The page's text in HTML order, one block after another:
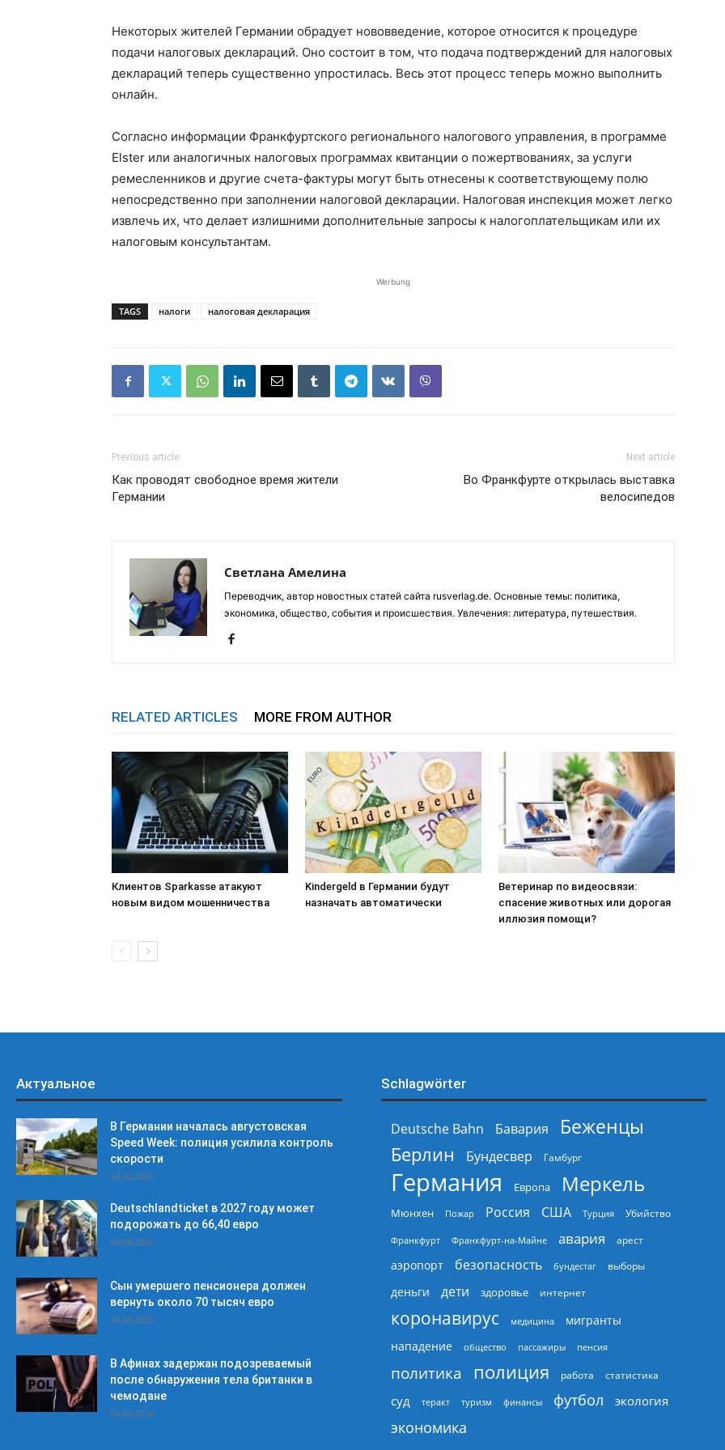
Некоторых жителей Германии обрадует нововведение, которое относится к процедуре
подачи налоговых деклараций. Оно состоит в том, что подача подтверждений для налоговых
деклараций теперь существенно упростилась. Весь этот процесс теперь можно выполнить
онлайн.
Согласно информации Франкфуртского регионального налогового управления, в программе
Elster или аналогичных налоговых программах квитанции о пожертвованиях, за услуги
ремесленников и другие счета-фактуры могут быть отнесены к соответствующему полю
непосредственно при заполнении налоговой декларации. Налоговая инспекция может легко
извлечь их, что делает излишними дополнительные запросы к налогоплательщикам или их
налоговым консультантам.
Werbung
TAGS налоги налоговая декларация
Previous article
Как проводят свободное время жители
Германии
Next article
Во Франкфурте открылась выставка
велосипедов
Светлана Амелина
Переводчик, автор новостных статей сайта rusverlag.de. Основные темы: политика,
экономика, общество, события и происшествия. Увлечения: литература, путешествия.
RELATED ARTICLES MORE FROM AUTHOR
Клиентов Sparkasse атакуют
новым видом мошенничества
Kindergeld в Германии будут
назначать автоматически
Ветеринар по видеосвязи:
спасение животных или дорогая
иллюзия помощи?
Актуальное
В Германии началась августовская
Speed Week: полиция усилила контроль
скорости
04.08.2026
Deutschlandticket в 2027 году может
подорожать до 66,40 евро
04.08.2026
Сын умершего пенсионера должен
вернуть около 70 тысяч евро
04.08.2026
В Афинах задержан подозреваемый
после обнаружения тела британки в
чемодане
04.08.2026
Schlagwörter
Deutsche Bahn Бавария
Беженцы
Берлин
Бундесвер Гамбург
Германия Европа Меркель
Мюнхен Пожар Россия США Турция Убийство
Франкфурт Франкфурт-на-Майне авария арест
аэропорт безопасность бундестаг выборы
деньги дети здоровье интернет
коронавирус медицина
мигранты
нападение
общество пассажиры пенсия
политика полиция работа статистика
суд теракт туризм финансы футбол экология
экономика